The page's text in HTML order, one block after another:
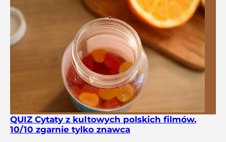
QUIZ Cytaty z kultowych polskich filmów.
10/10 zgarnie tylko znawca